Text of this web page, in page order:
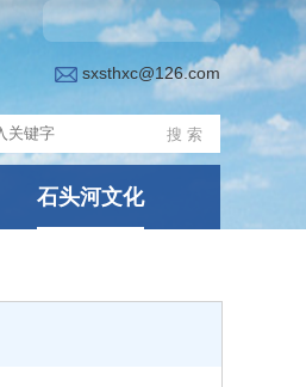
sxsthxc@126.com
石头河文化